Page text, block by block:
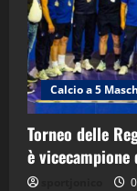
4
Calcio a 5
Torneo delle
è vicecampione